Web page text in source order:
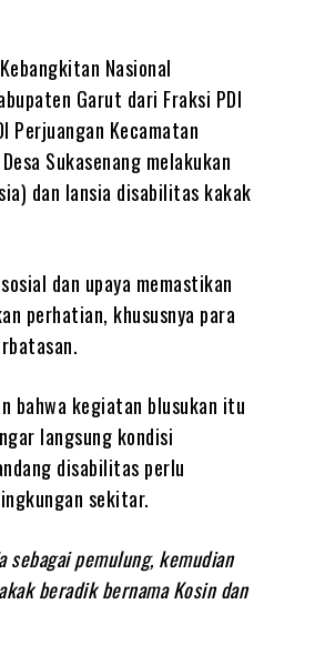
Nasional
Garut dari Fraksi PDI
Perjuangan Kecamatan
Sukasenang melakukan
dan lansia disabilitas kakak
dan upaya memastikan
perhatian, khususnya para
bahwa kegiatan blusukan itu
langsung kondisi
disabilitas perlu
sekitar.
pemulung, kemudian
beradik bernama Kosin dan